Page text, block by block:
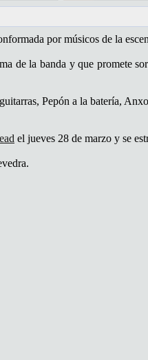
por músicos de la
de la banda y que promete
Pepón a la batería,
el jueves 28 de marzo y se